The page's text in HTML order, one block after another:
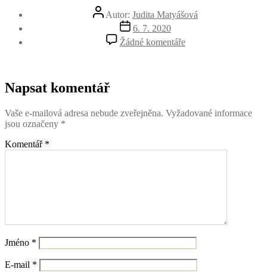
Autor
příspěvku
Autor: Judita Matyášová
Datum
příspěvku
6. 7. 2020
Žádné komentářeu
textu
Napsat komentář
Vaše e-mailová adresa nebude zveřejněna. Vyžadované informace
jsou označeny *
Komentář *
Jméno *
E-mail *